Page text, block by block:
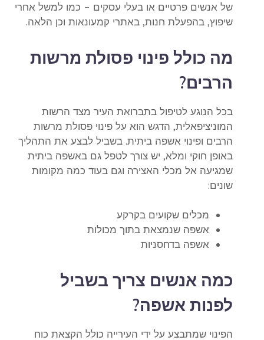
של אנשים פרטיים או בעלי עסקים – כמו למשל אחרי
שיפוץ, בהפעלת חנות, באתרי קמעונאות וכן הלאה.
מה כולל פינוי פסולת מרשות
הרבים?
בכל הנוגע לטיפול בתברואת העיר מצד הרשות
המוניציפאלית, הדגש הוא על פינוי פסולת מרשות
הרבים ופינוי אשפה ביתית. בשביל לבצע את התהליך
באופן חוקי ומלא, יש צורך לטפל גם באשפה ביתית
שמגיעה אל מכלי האצירה וגם בעוד כמה מקומות
שונים:
מכלים שקועים בקרקע
אשפה שנמצאת בתוך מכולות
אשפה בדחסניות
כמה אנשים צריך בשביל
לפנות אשפה?
הפינוי שמתבצע על ידי העירייה כולל הקצאת כוח